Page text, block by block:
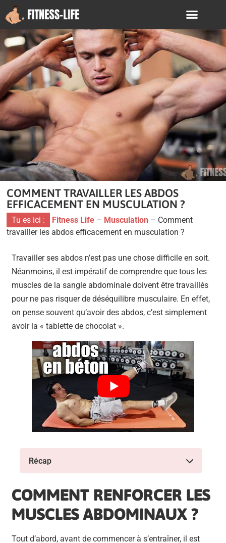
COMMENT TRAVAILLER LES ABDOS
EFFICACEMENT EN MUSCULATION ?
Tu es ici : Fitness Life – Musculation – Comment
travailler les abdos efficacement en musculation ?
Travailler ses abdos n’est pas une chose difficile en soit.
Néanmoins, il est impératif de comprendre que tous les
muscles de la sangle abdominale doivent être travaillés
pour ne pas risquer de déséquilibre musculaire. En effet,
on pense souvent qu’avoir des abdos, c’est simplement
avoir la « tablette de chocolat ».
Récap
COMMENT RENFORCER LES
MUSCLES ABDOMINAUX ?
Tout d’abord, avant de commencer à s’entraîner, il est